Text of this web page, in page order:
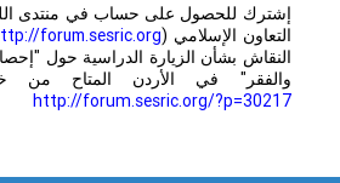
إشترك للحصول على حساب في منتدى
التعاون الإسلامي ( http://forum.sesric.org
)
النقاش بشأن الزيارة الدراسية حول
والفقر" في الأردن المتاح من
http://forum.sesric.org/?p=30217